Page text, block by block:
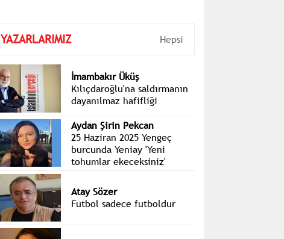
YAZARLARIMIZ Hepsi
İmambakır Üküş
Kılıçdaroğlu'na saldırmanın
dayanılmaz hafifliği
Aydan Şirin Pekcan
25 Haziran 2025 Yengeç
burcunda Yeniay 'Yeni
tohumlar ekeceksiniz'
Atay Sözer
Futbol sadece futboldur